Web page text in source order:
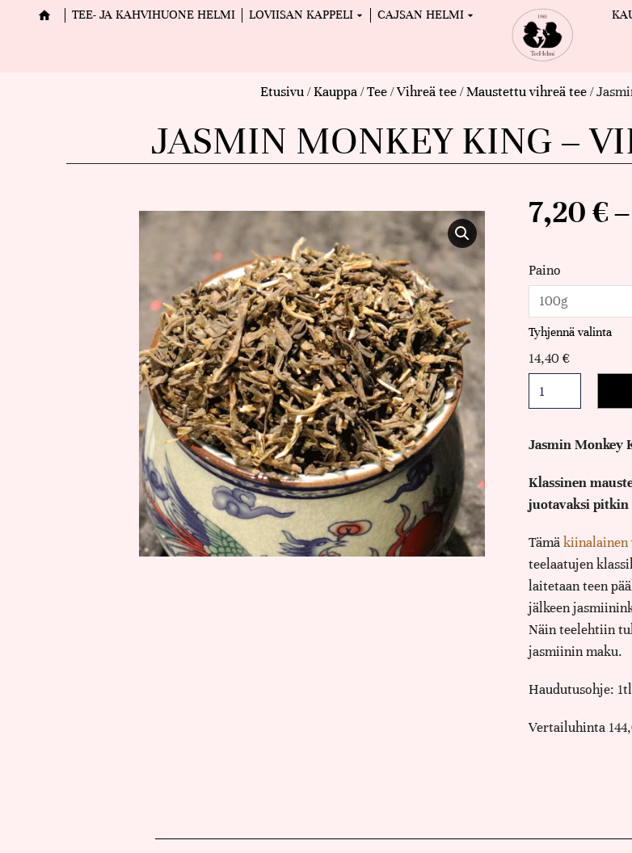
TEE- JA KAHVIHUONE HELMI LOVIISAN KAPPELI CAJSAN HELMI
Etusivu/Kauppa/Tee/Vihreä tee/Maustettu vihreä tee/
JASMIN MONKEY KING –
7,20€–
Paino
Tyhjennä valinta
14,40€
Jasmin Monkey
Klassinen
juotavaksi pitkin
Tämäkiinalainen
teelaatujen
laitetaan teen
jälkeen
Näin teelehtiin
jasmiinin maku.
Haudutusohje:
Vertailuhinta